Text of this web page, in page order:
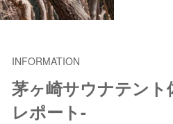
INFORMATION
茅ヶ崎サウナテント
レポート-